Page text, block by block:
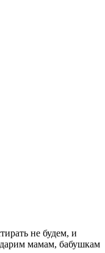
не будем, и
мамам, бабушкам